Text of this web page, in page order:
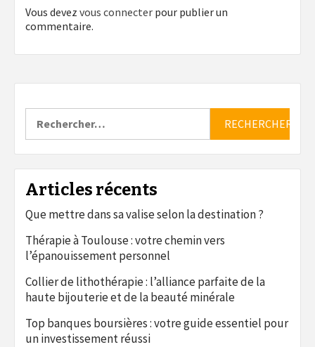
Vous devez vous connecter pour publier un
commentaire.
Articles récents
Que mettre dans sa valise selon la destination ?
Thérapie à Toulouse : votre chemin vers
l’épanouissement personnel
Collier de lithothérapie : l’alliance parfaite de la
haute bijouterie et de la beauté minérale
Top banques boursières : votre guide essentiel pour
un investissement réussi